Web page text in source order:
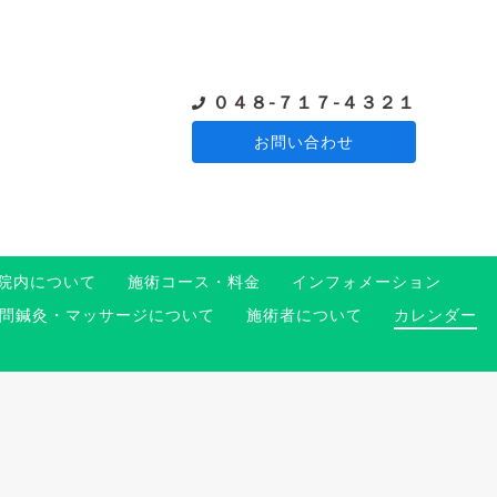
０４８-７１７-４３２１
お問い合わせ
内について 施術コース・料金
インフォメーション
問鍼灸・マッサージについて 施術者について
カレンダー